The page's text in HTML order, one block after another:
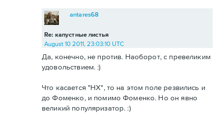
Re: капустные листья
antares68
August 10 2011, 23:03:10 UTC
Да, конечно, не против. Наоборот, с превеликим
удовольствием. :)
Что касается "НХ", то на этом поле резвились и
до Фоменко, и помимо Фоменко. Но он явно
великий популяризатор. :)